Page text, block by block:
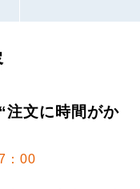
注文に時間がか
：00